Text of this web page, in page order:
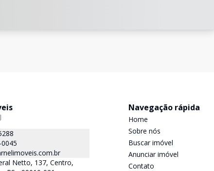
Netto, 137, Centro,
Navegação rápida
Home
Sobre nós
Buscar imóvel
Anunciar imóvel
Contato